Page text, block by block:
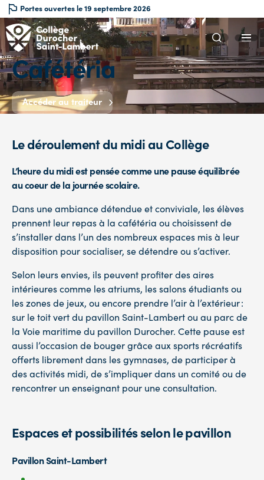
Portes ouvertes le 19 septembre 2026
Cafétéria
Accéder au traiteur
Le déroulement du midi au Collège
L’heure du midi est pensée comme une pause équilibrée
au coeur de la journée scolaire.
Dans une ambiance détendue et conviviale, les élèves
prennent leur repas à la cafétéria ou choisissent de
s’installer dans l’un des nombreux espaces mis à leur
disposition pour socialiser, se détendre ou s’activer.
Selon leurs envies, ils peuvent profiter des aires
intérieures comme les atriums, les salons étudiants ou
les zones de jeux, ou encore prendre l’air à l’extérieur :
sur le toit vert du pavillon Saint-Lambert ou au parc de
la Voie maritime du pavillon Durocher. Cette pause est
aussi l’occasion de bouger grâce aux sports récréatifs
offerts librement dans les gymnases, de participer à
des activités midi, de s’impliquer dans un comité ou de
rencontrer un enseignant pour une consultation.
Espaces et possibilités selon le pavillon
Pavillon Saint-Lambert